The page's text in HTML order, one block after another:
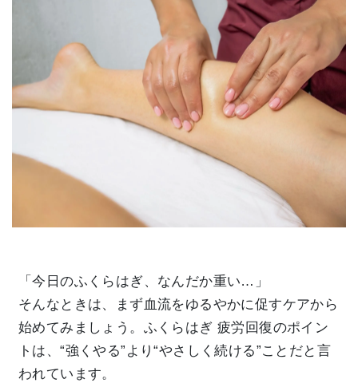
「今日のふくらはぎ、なんだか重い…」
そんなときは、まず血流をゆるやかに促すケアから
始めてみましょう。ふくらはぎ 疲労回復のポイン
トは、“強くやる”より“やさしく続ける”ことだと言
われています。